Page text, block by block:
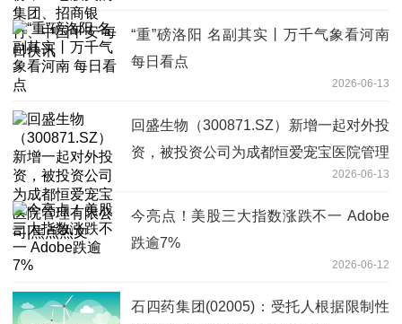
“重”磅洛阳 名副其实丨万千气象看河南
每日看点
2026-06-13
回盛生物（300871.SZ）新增一起对外投
资，被投资公司为成都恒爱宠宝医院管理
2026-06-13
今亮点！美股三大指数涨跌不一 Adobe
跌逾7%
2026-06-12
石四药集团(02005)：受托人根据限制性